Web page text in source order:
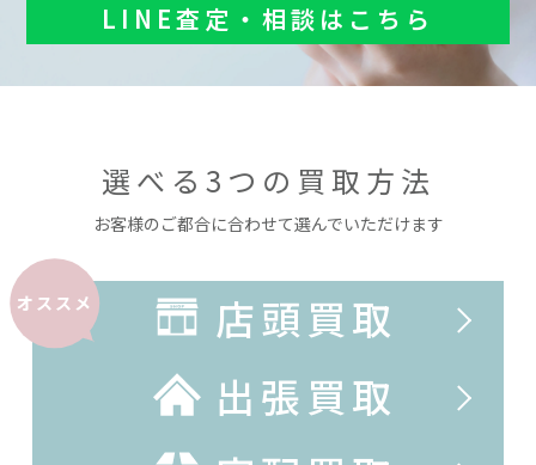
LINE査定・相談はこちら
選べる3つの買取方法
お客様のご都合に合わせて選んでいただけます
オススメ
店頭買取
出張買取